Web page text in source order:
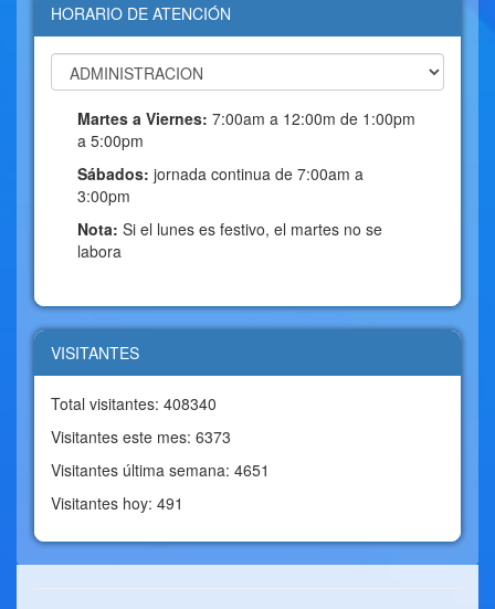
HORARIO DE ATENCIÓN
Martes a Viernes: 7:00am a 12:00m de 1:00pm
a 5:00pm
Sábados: jornada continua de 7:00am a
3:00pm
Nota: Si el lunes es festivo, el martes no se
labora
VISITANTES
Total visitantes: 408340
Visitantes este mes: 6373
Visitantes última semana: 4651
Visitantes hoy: 491